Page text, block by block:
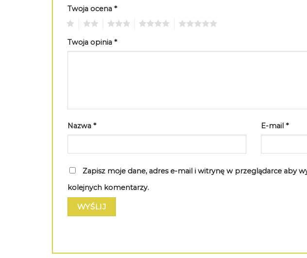
Twoja ocena *
Twoja opinia *
Nazwa * E-mail *
Zapisz moje dane, adres e-mail i witrynę w przeglądarce aby
kolejnych komentarzy.